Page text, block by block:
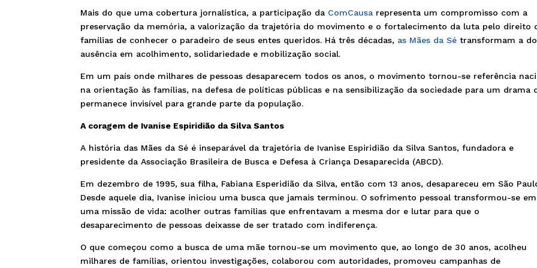
Mais do que uma cobertura jornalística, a participação da ComCausa representa um compromisso com a
preservação da memória, a valorização da trajetória do movimento e o fortalecimento da luta pelo direito
famílias de conhecer o paradeiro de seus entes queridos. Há três décadas, as Mães da Sé transformam a
ausência em acolhimento, solidariedade e mobilização social.
Em um país onde milhares de pessoas desaparecem todos os anos, o movimento tornou-se referência
na orientação às famílias, na defesa de políticas públicas e na sensibilização da sociedade para um drama
permanece invisível para grande parte da população.
A coragem de Ivanise Espiridião da Silva Santos
A história das Mães da Sé é inseparável da trajetória de Ivanise Espiridião da Silva Santos, fundadora e
presidente da Associação Brasileira de Busca e Defesa à Criança Desaparecida (ABCD).
Em dezembro de 1995, sua filha, Fabiana Esperidião da Silva, então com 13 anos, desapareceu em São
Desde aquele dia, Ivanise iniciou uma busca que jamais terminou. O sofrimento pessoal transformou-se em
uma missão de vida: acolher outras famílias que enfrentavam a mesma dor e lutar para que o
desaparecimento de pessoas deixasse de ser tratado com indiferença.
O que começou como a busca de uma mãe tornou-se um movimento que, ao longo de 30 anos, acolheu
milhares de famílias, orientou investigações, colaborou com autoridades, promoveu campanhas de